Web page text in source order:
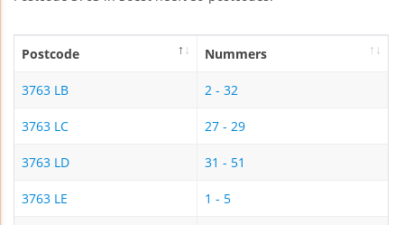
Postcode Nummers
3763 LB 2 - 32
3763 LC 27 - 29
3763 LD 31 - 51
3763 LE 1 - 5